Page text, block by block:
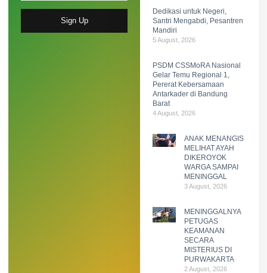
Sign Up
Dedikasi untuk Negeri,
Santri Mengabdi, Pesantren
Mandiri
5 August, 2026
PSDM CSSMoRA Nasional
Gelar Temu Regional 1,
Pererat Kebersamaan
Antarkader di Bandung
Barat
4 August, 2026
ANAK MENANGIS
MELIHAT AYAH
DIKEROYOK
WARGA SAMPAI
MENINGGAL
3 August, 2026
MENINGGALNYA
PETUGAS
KEAMANAN
SECARA
MISTERIUS DI
PURWAKARTA
2 August, 2026